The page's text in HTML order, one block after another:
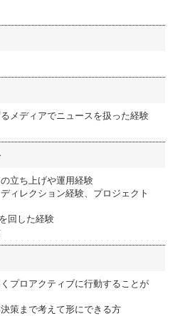
メディアでニュースを扱った経験
立ち上げや運用経験
ィレクション経験、プロジェクト
回した経験
プロアクティブに行動することが
策まで考えて形にできる方